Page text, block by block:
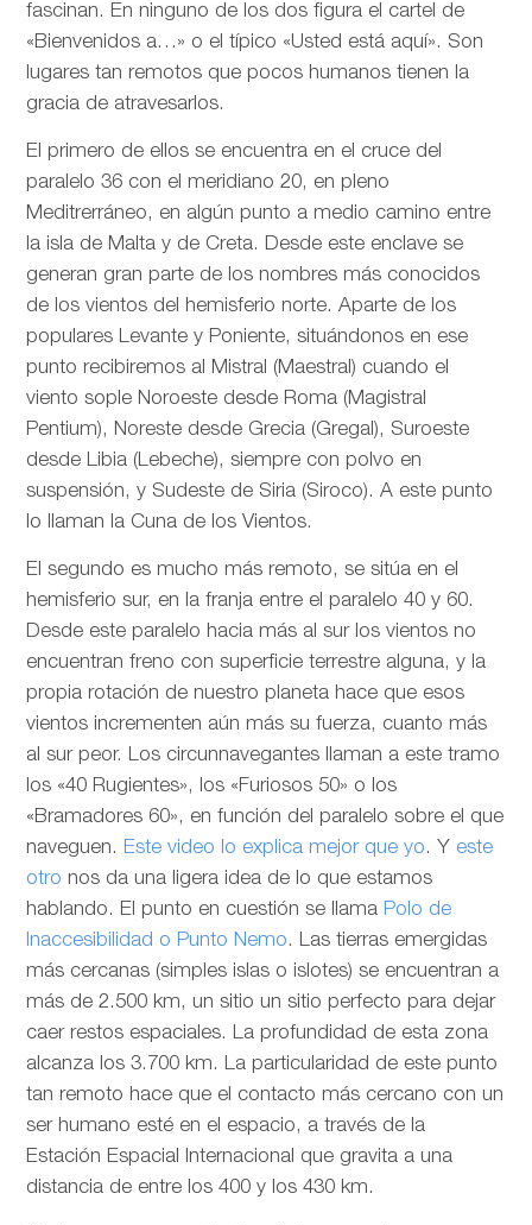
fascinan. En ninguno de los dos figura el cartel de
«Bienvenidos a…» o el típico «Usted está aquí». Son
lugares tan remotos que pocos humanos tienen la
gracia de atravesarlos.
El primero de ellos se encuentra en el cruce del
paralelo 36 con el meridiano 20, en pleno
Meditrerráneo, en algún punto a medio camino entre
la isla de Malta y de Creta. Desde este enclave se
generan gran parte de los nombres más conocidos
de los vientos del hemisferio norte. Aparte de los
populares Levante y Poniente, situándonos en ese
punto recibiremos al Mistral (Maestral) cuando el
viento sople Noroeste desde Roma (Magistral
Pentium), Noreste desde Grecia (Gregal), Suroeste
desde Libia (Lebeche), siempre con polvo en
suspensión, y Sudeste de Siria (Siroco). A este punto
lo llaman la Cuna de los Vientos.
El segundo es mucho más remoto, se sitúa en el
hemisferio sur, en la franja entre el paralelo 40 y 60.
Desde este paralelo hacia más al sur los vientos no
encuentran freno con superficie terrestre alguna, y la
propia rotación de nuestro planeta hace que esos
vientos incrementen aún más su fuerza, cuanto más
al sur peor. Los circunnavegantes llaman a este tramo
los «40 Rugientes», los «Furiosos 50» o los
«Bramadores 60», en función del paralelo sobre el que
naveguen. Este video lo explica mejor que yo. Y este
otro nos da una ligera idea de lo que estamos
hablando. El punto en cuestión se llama Polo de
Inaccesibilidad o Punto Nemo. Las tierras emergidas
más cercanas (simples islas o islotes) se encuentran a
más de 2.500 km, un sitio un sitio perfecto para dejar
caer restos espaciales. La profundidad de esta zona
alcanza los 3.700 km. La particularidad de este punto
tan remoto hace que el contacto más cercano con un
ser humano esté en el espacio, a través de la
Estación Espacial Internacional que gravita a una
distancia de entre los 400 y los 430 km.